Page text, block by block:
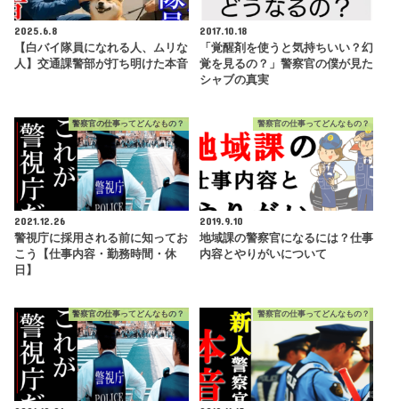
2025.6.8
【白バイ隊員になれる人、ムリな
人】交通課警部が打ち明けた本音
2017.10.18
「覚醒剤を使うと気持ちいい？幻
覚を見るの？」警察官の僕が見た
シャブの真実
警察官の仕事ってどんなもの？
2021.12.26
警視庁に採用される前に知ってお
こう【仕事内容・勤務時間・休
日】
警察官の仕事ってどんなもの？
2019.9.10
地域課の警察官になるには？仕事
内容とやりがいについて
警察官の仕事ってどんなもの？ 警察官の仕事ってどんなもの？